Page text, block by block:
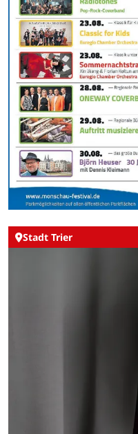
Stadt Trier